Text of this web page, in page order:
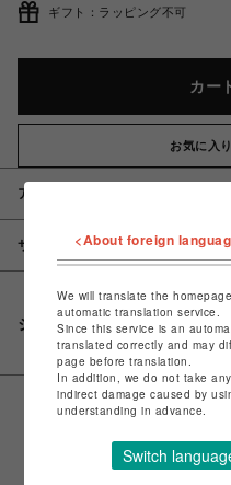
ギフト：ラッピング不可
カー
お気に入
アイテム説明 / 素材
サイズ
シェアする
<About foreign
We will translate the
automatic translation service.
Since this service is an
translated correctly and may
page before translation.
In addition, we do not take
indirect damage caused by
understanding in advance.
Switch